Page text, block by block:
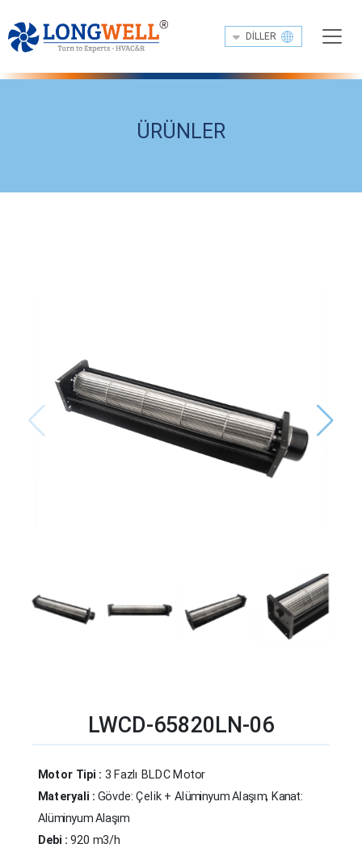
DILLER
ÜRÜNLER
LWCD-65820LN-06
Motor Tipi : 3 Fazlı BLDC Motor
Materyali :Gövde: Çelik + Alüminyum Alaşım, Kanat:
Alüminyum Alaşım
Debi :920 m3/h